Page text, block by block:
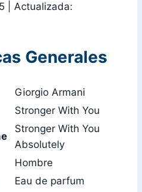
Actualizada:
Generales
Giorgio Armani
Stronger With You
Stronger With You
Absolutely
Hombre
Eau de parfum